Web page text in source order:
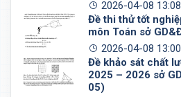
2026-04-08
Đề thi thử tốt
môn Toán sở
2026-04-08
Đề khảo sát chất
2025 – 2026 sở
05)